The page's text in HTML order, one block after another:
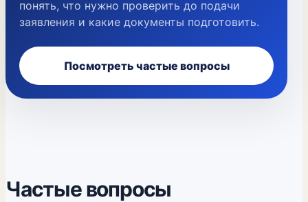
понять, что нужно проверить до подачи
заявления и какие документы подготовить.
Посмотреть частые вопросы
Частые вопросы